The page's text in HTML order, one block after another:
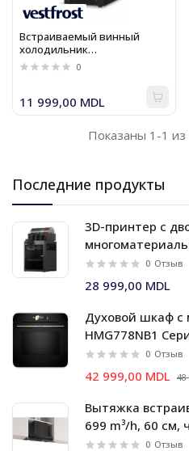
Последние продукты
3D-принтер с
Bambu Lab X2D
0 Отзыв
28 999,00 MDL
Духовой шкаф c
HMG778NB1
0 Отзыв
42 999,00 MDL 48
Вытяжка
699 m³/h, 60 см,
0 Отзыв
Встраиваемый винный
холодильник
под столешницу Vestfrost
WFG 18
0
11 999,00 MDL
Показаны 1-1 из